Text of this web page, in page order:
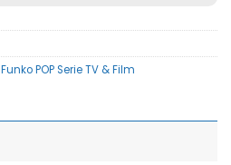
Funko POP Serie TV & Film